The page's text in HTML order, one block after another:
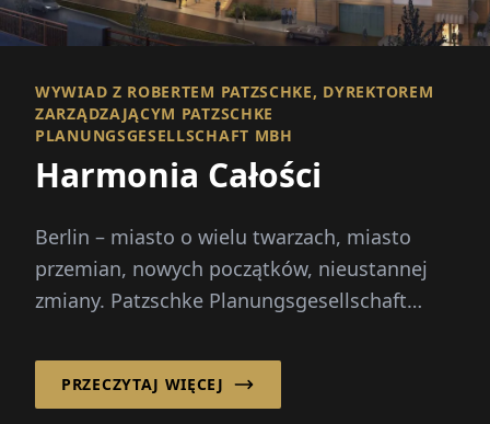
WYWIAD Z ROBERTEM PATZSCHKE, DYREKTOREM
ZARZĄDZAJĄCYM PATZSCHKE
PLANUNGSGESELLSCHAFT MBH
Harmonia Całości
Berlin – miasto o wielu twarzach, miasto
przemian, nowych początków, nieustannej
zmiany. Patzschke Planungsgesellschaft
PRZECZYTAJ WIĘCEJ